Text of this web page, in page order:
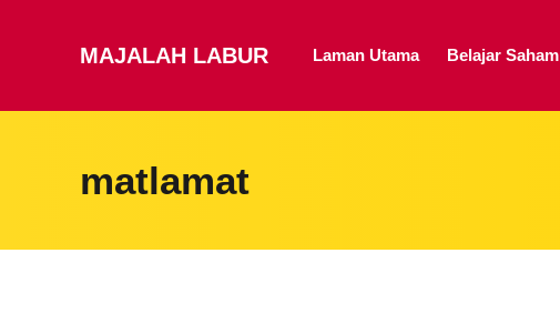
MAJALAH LABUR Laman Utama Belajar Saham
matlamat